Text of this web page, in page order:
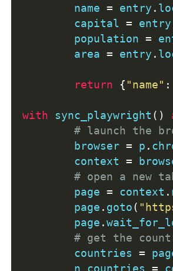
	name
= entry .
	capital
= entry
	population
=
	area
= entry .
return { "name" :
with sync_playwright ()
# launch the
	browser
= p .
	context
=
# open a new
	page
= context .
	page
. goto(
	page
.
# get the
	countries
=